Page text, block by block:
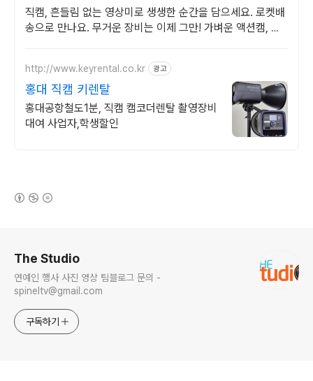
직캠, 흔들림 없는 영상미로 생생한 순간을 담으세요. 로켓배
송으로 만나요. 무거운 장비는 이제 그만! 가벼운 액션캠, 자
http://www.keyrental.co.kr 광고
홍대 직캠 키렌탈
홍대공항철도1분, 직캠 캠코더렌탈 촬영장비
대여 사업자,학생할인
The Studio
연예인 행사 사진 영상 팀블로그 문의 -
spineltv@gmail.com
구독하기